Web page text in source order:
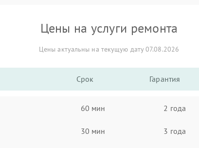
Цены на услуги ремонта
Цены актуальны на текущую дату 07.08.2026
Срок Гарантия
60 мин 2 года
30 мин 3 года